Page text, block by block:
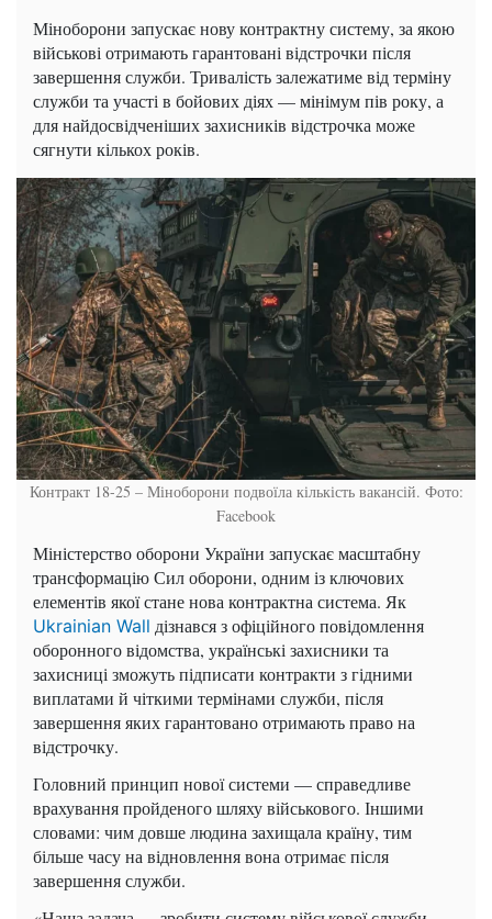
Міноборони запускає нову контрактну систему, за якою
військові отримають гарантовані відстрочки після
завершення служби. Тривалість залежатиме від терміну
служби та участі в бойових діях — мінімум пів року, а
для найдосвідченіших захисників відстрочка може
сягнути кількох років.
Контракт 18-25 – Міноборони подвоїла кількість вакансій. Фото:
Facebook
Міністерство оборони України запускає масштабну
трансформацію Сил оборони, одним із ключових
елементів якої стане нова контрактна система. Як
Ukrainian Wall дізнався з офіційного повідомлення
оборонного відомства, українські захисники та
захисниці зможуть підписати контракти з гідними
виплатами й чіткими термінами служби, після
завершення яких гарантовано отримають право на
відстрочку.
Головний принцип нової системи — справедливе
врахування пройденого шляху військового. Іншими
словами: чим довше людина захищала країну, тим
більше часу на відновлення вона отримає після
завершення служби.